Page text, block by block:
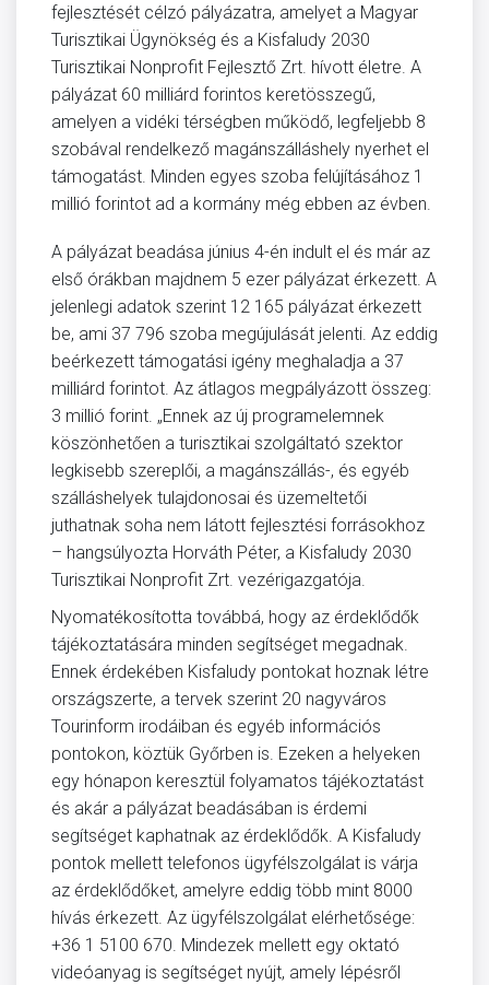
fejlesztését célzó pályázatra, amelyet a Magyar
Turisztikai Ügynökség és a Kisfaludy 2030
Turisztikai Nonprofit Fejlesztő Zrt. hívott életre. A
pályázat 60 milliárd forintos keretösszegű,
amelyen a vidéki térségben működő, legfeljebb 8
szobával rendelkező magánszálláshely nyerhet el
támogatást. Minden egyes szoba felújításához 1
millió forintot ad a kormány még ebben az évben.
A pályázat beadása június 4-én indult el és már az
első órákban majdnem 5 ezer pályázat érkezett. A
jelenlegi adatok szerint 12 165 pályázat érkezett
be, ami 37 796 szoba megújulását jelenti. Az eddig
beérkezett támogatási igény meghaladja a 37
milliárd forintot. Az átlagos megpályázott összeg:
3 millió forint. „Ennek az új programelemnek
köszönhetően a turisztikai szolgáltató szektor
legkisebb szereplői, a magánszállás-, és egyéb
szálláshelyek tulajdonosai és üzemeltetői
juthatnak soha nem látott fejlesztési forrásokhoz
– hangsúlyozta Horváth Péter, a Kisfaludy 2030
Turisztikai Nonprofit Zrt. vezérigazgatója.
Nyomatékosította továbbá, hogy az érdeklődők
tájékoztatására minden segítséget megadnak.
Ennek érdekében Kisfaludy pontokat hoznak létre
országszerte, a tervek szerint 20 nagyváros
Tourinform irodáiban és egyéb információs
pontokon, köztük Győrben is. Ezeken a helyeken
egy hónapon keresztül folyamatos tájékoztatást
és akár a pályázat beadásában is érdemi
segítséget kaphatnak az érdeklődők. A Kisfaludy
pontok mellett telefonos ügyfélszolgálat is várja
az érdeklődőket, amelyre eddig több mint 8000
hívás érkezett. Az ügyfélszolgálat elérhetősége:
+36 1 5100 670. Mindezek mellett egy oktató
videóanyag is segítséget nyújt, amely lépésről